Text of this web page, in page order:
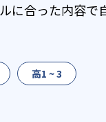
に合った内容で
高1 ~ 3